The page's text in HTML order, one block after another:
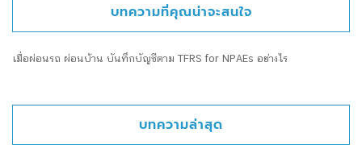
บทความที่คุณน่าจะสนใจ
เมื่อผ่อนรถ ผ่อนบ้าน บันทึกบัญชีตาม TFRS for NPAEs อย่างไร
บทความล่าสุด